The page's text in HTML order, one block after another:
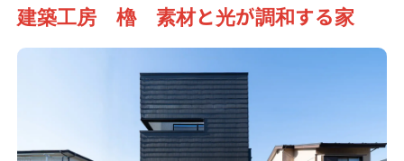
建築工房 櫓 素材と光が調和する家